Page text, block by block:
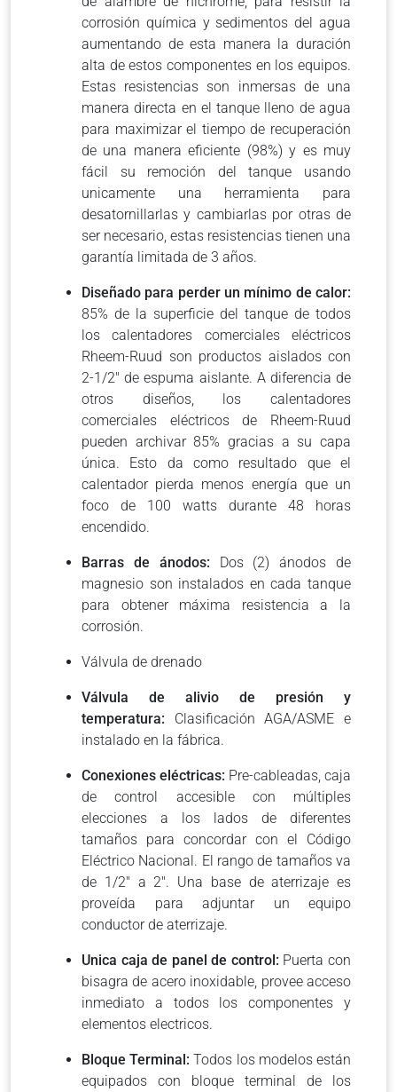
corrosión química y sedimentos del agua
aumentando de esta manera la duración
alta de estos componentes en los equipos.
Estas resistencias son inmersas de una
manera directa en el tanque lleno de agua
para maximizar el tiempo de recuperación
de una manera eficiente (98%) y es muy
fácil su remoción del tanque usando
unicamente una herramienta para
desatornillarlas y cambiarlas por otras de
ser necesario, estas resistencias tienen una
garantía limitada de 3 años.
Diseñado para perder un mínimo de calor:
85% de la superficie del tanque de todos
los calentadores comerciales eléctricos
Rheem-Ruud son productos aislados con
2-1/2″ de espuma aislante. A diferencia de
otros diseños, los calentadores
comerciales eléctricos de Rheem-Ruud
pueden archivar 85% gracias a su capa
única. Esto da como resultado que el
calentador pierda menos energía que un
foco de 100 watts durante 48 horas
encendido.
Barras de ánodos: Dos (2) ánodos de
magnesio son instalados en cada tanque
para obtener máxima resistencia a la
corrosión.
Válvula de drenado
Válvula de alivio de presión y
temperatura: Clasificación AGA/ASME e
instalado en la fábrica.
Conexiones eléctricas: Pre-cableadas, caja
de control accesible con múltiples
elecciones a los lados de diferentes
tamaños para concordar con el Código
Eléctrico Nacional. El rango de tamaños va
de 1/2″ a 2″. Una base de aterrizaje es
proveída para adjuntar un equipo
conductor de aterrizaje.
Unica caja de panel de control: Puerta con
bisagra de acero inoxidable, provee acceso
inmediato a todos los componentes y
elementos electricos.
Bloque Terminal: Todos los modelos están
equipados con bloque terminal de los